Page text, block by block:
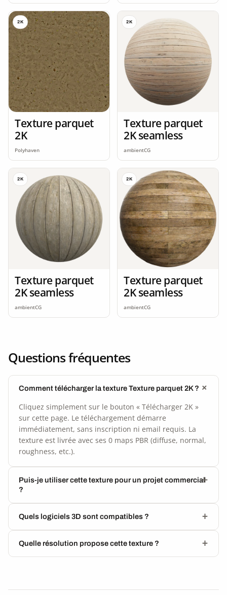
2K
Texture parquet
2K
Polyhaven
2K
Texture parquet
2K seamless
ambientCG
2K
Texture parquet
2K seamless
ambientCG
2K
Texture parquet
2K seamless
ambientCG
Questions fréquentes
Comment télécharger la texture Texture parquet 2K ?
Cliquez simplement sur le bouton « Télécharger 2K »
sur cette page. Le téléchargement démarre
immédiatement, sans inscription ni email requis. La
texture est livrée avec ses 0 maps PBR (diffuse, normal,
roughness, etc.).
Puis-je utiliser cette texture pour un projet commercial
?
Quels logiciels 3D sont compatibles ?
Quelle résolution propose cette texture ?